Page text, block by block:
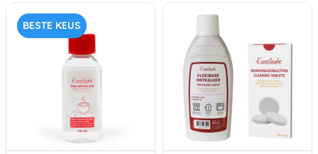
BESTE KEUS